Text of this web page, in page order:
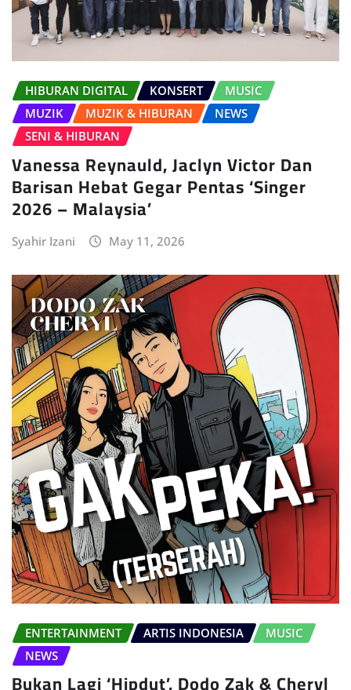
HIBURAN DIGITAL KONSERT
MUSIC
MUZIK
MUZIK & HIBURAN
NEWS
SENI & HIBURAN
Vanessa Reynauld, Jaclyn Victor Dan
Barisan Hebat Gegar Pentas ‘Singer
2026 – Malaysia’
Syahir Izani May 11, 2026
ENTERTAINMENT ARTIS INDONESIA
MUSIC
NEWS